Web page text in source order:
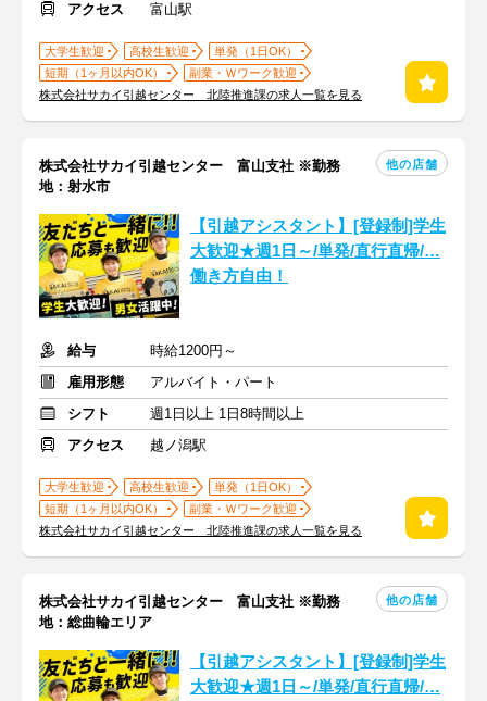
アクセス
富山駅
大学生歓迎 高校生歓迎
単発（1日OK）
短期（1ヶ月以内OK）
副業・Ｗワーク歓迎
株式会社サカイ引越センター 北陸推進課の求人一覧を見る
株式会社サカイ引越センター 富山支社 ※勤務
地：射水市
他の店舗
【引越アシスタント】[登録制]学生
大歓迎★週1日～/単発/直行直帰/…
働き方自由！
給与
時給1200円～
雇用形態
アルバイト・パート
シフト
週1日以上 1日8時間以上
アクセス
越ノ潟駅
大学生歓迎 高校生歓迎
単発（1日OK）
短期（1ヶ月以内OK）
副業・Ｗワーク歓迎
株式会社サカイ引越センター 北陸推進課の求人一覧を見る
株式会社サカイ引越センター 富山支社 ※勤務
地：総曲輪エリア
他の店舗
【引越アシスタント】[登録制]学生
大歓迎★週1日～/単発/直行直帰/…